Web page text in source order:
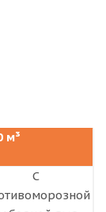
м³
С